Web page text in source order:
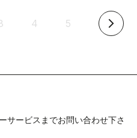
4 5 arrow_forward_ios
サービスまでお問い合わせ下さ